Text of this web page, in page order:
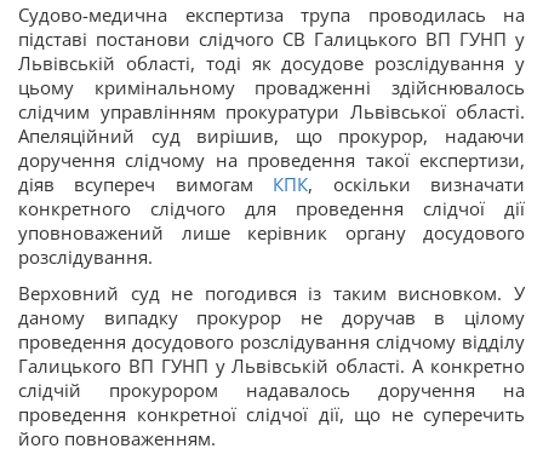
Судово-медична експертиза трупа проводилась на
підставі постанови слідчого СВ Галицького ВП ГУНП у
Львівській області, тоді як досудове розслідування у
цьому кримінальному провадженні здійснювалось
слідчим управлінням прокуратури Львівської області.
Апеляційний суд вирішив, що прокурор, надаючи
доручення слідчому на проведення такої експертизи,
діяв всупереч вимогам КПК, оскільки визначати
конкретного слідчого для проведення слідчої дії
уповноважений лише керівник органу досудового
розслідування.
Верховний суд не погодився із таким висновком. У
даному випадку прокурор не доручав в цілому
проведення досудового розслідування слідчому відділу
Галицького ВП ГУНП у Львівській області. А конкретно
слідчій прокурором надавалось доручення на
проведення конкретної слідчої дії, що не суперечить
його повноваженням.